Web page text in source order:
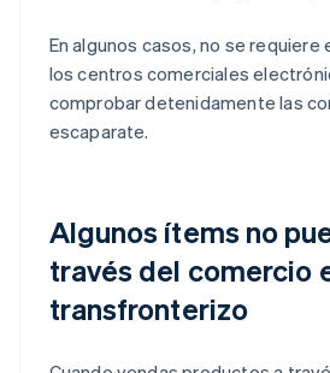
En algunos casos, no se
los centros comerciales
comprobar detenidamente las
escaparate.
Algunos ítems no
través del comercio
transfronterizo